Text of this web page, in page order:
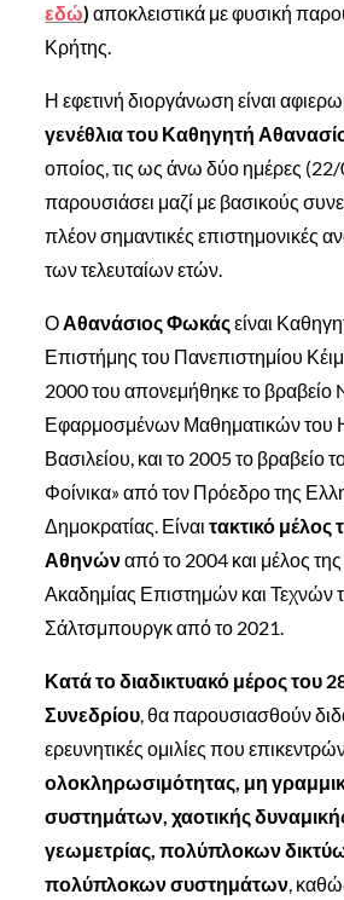
εδώ) αποκλειστικά με φυσική
Κρήτης.
Η εφετινή διοργάνωση είναι
γενέθλια του Καθηγητή
οποίος, τις ως άνω δύο ημέρες
παρουσιάσει μαζί με βασικούς
πλέον σημαντικές επιστημονικές
των τελευταίων ετών.
ΟΑθανάσιος Φωκάςείναι
Επιστήμης του Πανεπιστημίου
2000 του απονεμήθηκε το βραβείο
Εφαρμοσμένων Μαθηματικών του
Βασιλείου, και το 2005 το βραβείο
Φοίνικα» από τον Πρόεδρο της
Δημοκρατίας. Είναιτακτικό μέλος
Αθηνώναπό το 2004 και μέλος
Ακαδημίας Επιστημών και Τεχνών
Σάλτσμπουργκ από το 2021.
Κατά το διαδικτυακό μέρος του
Συνεδρίου, θα παρουσιασθούν
ερευνητικές ομιλίες που
ολοκληρωσιμότητας, μη
συστημάτων, χαοτικής
γεωμετρίας, πολύπλοκων
πολύπλοκων συστημάτων,